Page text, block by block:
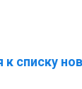
к списку